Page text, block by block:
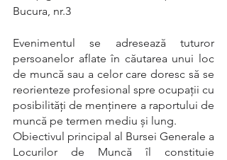
Bucura, nr.3
Evenimentul se adresează tuturor
persoanelor aflate în căutarea unui loc
de muncă sau a celor care doresc să se
reorienteze profesional spre ocupații cu
posibilități de menținere a raportului de
muncă pe termen mediu și lung.
Obiectivul principal al Bursei Generale a
Locurilor de Muncă îl constituie